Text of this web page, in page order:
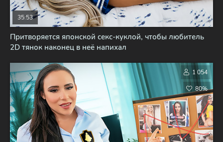
Притворяется японской секс-куклой, чтобы любитель
2D тянок наконец в неё напихал
35:53
1 054
80%